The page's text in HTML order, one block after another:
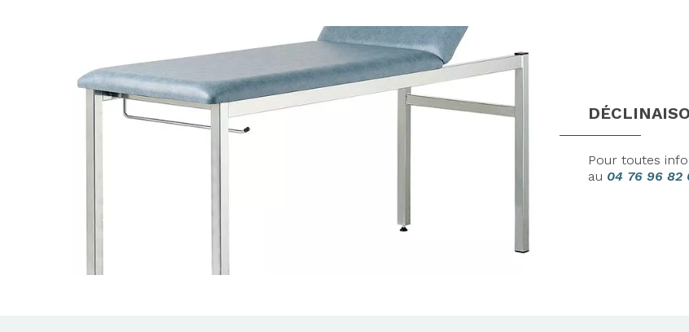
Pour toutes
au 04 76 96 82